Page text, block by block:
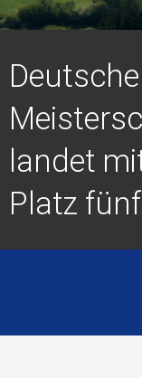
landet
Platz fünf